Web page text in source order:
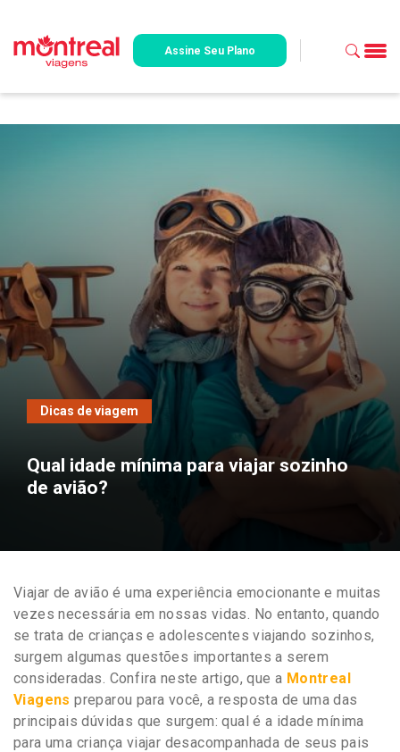
Assine Seu Plano
Dicas de viagem
Qual idade mínima para viajar sozinho
de avião?
Viajar de avião é uma experiência emocionante e muitas
vezes necessária em nossas vidas. No entanto, quando
se trata de crianças e adolescentes viajando sozinhos,
surgem algumas questões importantes a serem
consideradas. Confira neste artigo, que a Montreal
Viagens preparou para você, a resposta de uma das
principais dúvidas que surgem: qual é a idade mínima
para uma criança viajar desacompanhada de seus pais